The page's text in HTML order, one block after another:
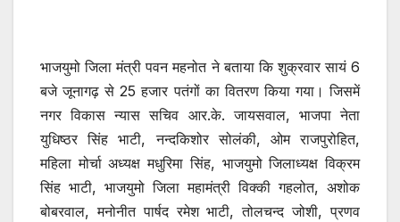
भाजयुमो जिला मंत्री पवन महनोत ने बताया कि शुक्रवार सायं 6
बजे जूनागढ़ से 25 हजार पतंगों का वितरण किया गया। जिसमें
नगर विकास न्यास सचिव आर.के. जायसवाल, भाजपा नेता
युधिष्ठर सिंह भाटी, नन्दकिशोर सोलंकी, ओम राजपुरोहित,
महिला मोर्चा अध्यक्ष मधुरिमा सिंह, भाजयुमो जिलाध्यक्ष विक्रम
सिंह भाटी, भाजयुमो जिला महामंत्री विक्की गहलोत, अशोक
बोबरवाल, मनोनीत पार्षद रमेश भाटी, तोलचन्द जोशी, प्रणव